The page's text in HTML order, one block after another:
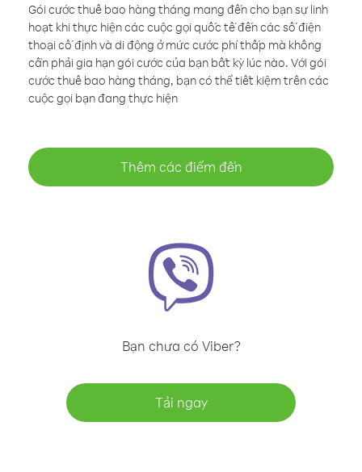
Gói cước thuê bao hàng tháng mang đến cho bạn sự linh
hoạt khi thực hiện các cuộc gọi quốc tế đến các số điện
thoại cố định và di động ở mức cước phí thấp mà không
cần phải gia hạn gói cước của bạn bất kỳ lúc nào. Với gói
cước thuê bao hàng tháng, bạn có thể tiết kiệm trên các
cuộc gọi bạn đang thực hiện
Thêm các điểm đến
Bạn chưa có Viber?
Tải ngay